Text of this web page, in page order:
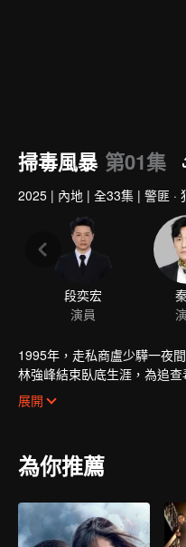
掃毒風暴 第01集
2025 | 內地 | 全33集 | 警匪 ·
段奕宏
演員
1995年，走私商盧少驊一夜
林強峰結束臥底生涯，為追
心不斷膨脹……最終，以林強
展開
為你推薦